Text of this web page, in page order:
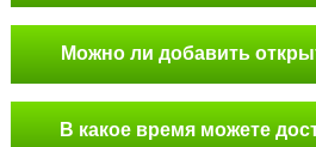
Можно ли добавить
В какое время можете